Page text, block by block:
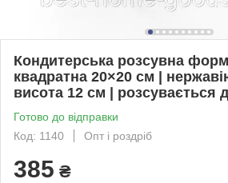
Кондитерська розсувна
квадратна 20×20 см |
висота 12 см | розсувається
Готово до відправки
Код: 1140
Опт і роздріб
385 ₴